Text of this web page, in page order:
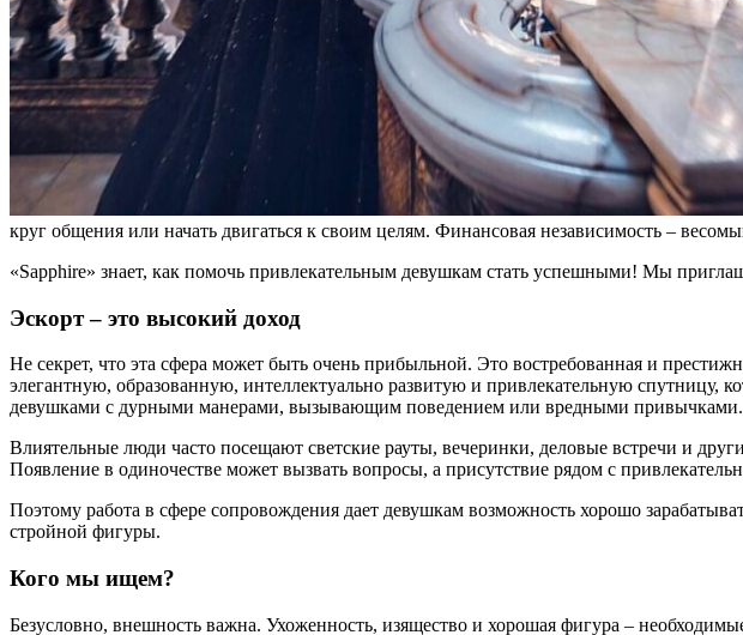
круг общения или начать двигаться к своим целям. Финансовая независимость –
«Sapphire» знает, как помочь привлекательным девушкам стать успешными! Мы
Эскорт – это высокий доход
Не секрет, что эта сфера может быть очень прибыльной. Это востребованная и
элегантную, образованную, интеллектуально развитую и привлекательную спутницу,
девушками с дурными манерами, вызывающим поведением или вредными привычками.
Влиятельные люди часто посещают светские рауты, вечеринки, деловые встречи и
Появление в одиночестве может вызвать вопросы, а присутствие рядом с
Поэтому работа в сфере сопровождения дает девушкам возможность хорошо
стройной фигуры.
Кого мы ищем?
Безусловно, внешность важна. Ухоженность, изящество и хорошая фигура –